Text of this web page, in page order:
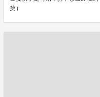
第）